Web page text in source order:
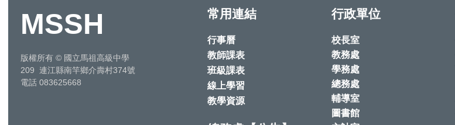
MSSH
版權所有 © 國立馬祖高級中學
209 連江縣南竿鄉介壽村374號
電話 083625668
常用連結
行事曆
教師課表
班級課表
線上學習
教學資源
行政單位
校長室
教務處
學務處
總務處
輔導室
圖書館